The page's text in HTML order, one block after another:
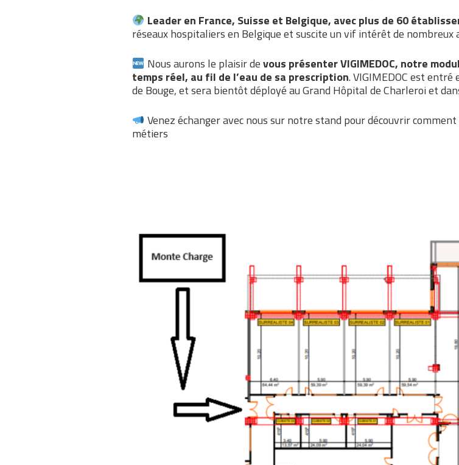
Leader en France, Suisse et Belgique, avec plus de 60
réseaux hospitaliers en Belgique et suscite un vif intérêt de
Nous aurons le plaisir devous présenter VIGIMEDOC, notre
temps réel, au fil de l’eau de sa prescription. VIGIMEDOC est
de Bouge, et sera bientôt déployé au Grand Hôpital de Charleroi et
Venez échanger avec nous sur notre stand pour découvrir
métiers